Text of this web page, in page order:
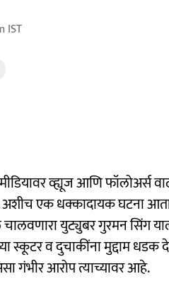
IST
व्ह्यूज आणि फॉलोअर्स
एक धक्कादायक घटना
युट्युबर गुरमन सिंग
स्कूटर व दुचाकींना मुद्दाम
गंभीर आरोप त्याच्यावर आहे.